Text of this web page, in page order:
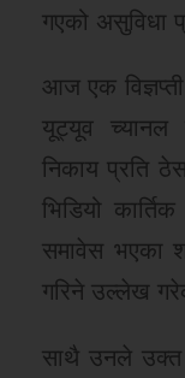
गएको असुविधा
आज एक
यूट्यूव च्यानल
निकाय प्रति
भिडियो
समावेस भएका
गरिने उल्लेख
साथै उनले उक्त